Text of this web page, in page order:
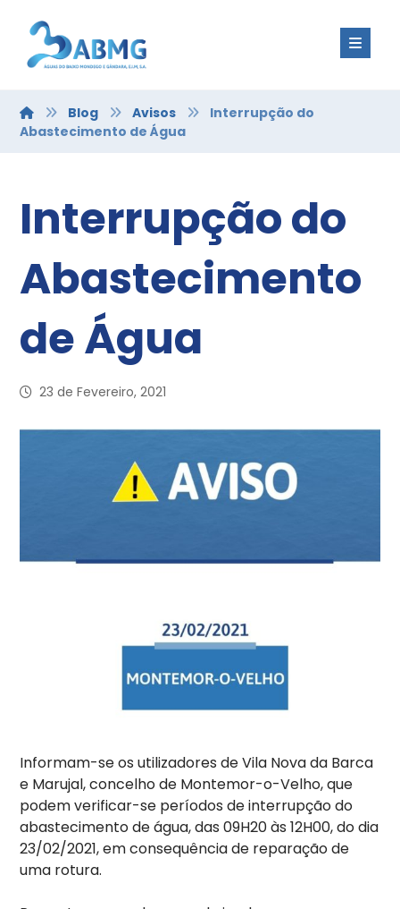
Blog Avisos
Interrupção do
Abastecimento de Água
Interrupção do
Abastecimento
de Água
23 de Fevereiro, 2021
Informam-se os utilizadores de Vila Nova da Barca
e Marujal, concelho de Montemor-o-Velho, que
podem verificar-se períodos de interrupção do
abastecimento de água, das 09H20 às 12H00, do dia
23/02/2021, em consequência de reparação de
uma rotura.